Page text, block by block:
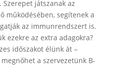
játszanak az
működésében, segítenek a
az immunrendszert is.
ezekre az extra adagokra?
időszakot élünk át –
a szervezetünk B-